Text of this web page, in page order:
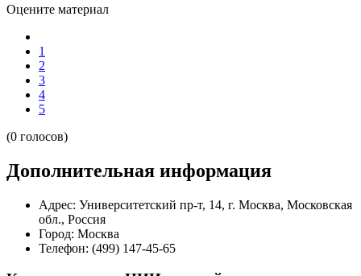
Оцените материал
1
2
3
4
5
(0 голосов)
Дополнительная информация
Адрес: Университетский пр-т, 14, г. Москва, Московская
обл., Россия
Город: Москва
Телефон: (499) 147-45-65